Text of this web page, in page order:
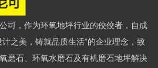
司，作为环氧地坪行业的佼佼者，自成
之美，铸就品质生活”的企业理念，致
磨石、环氧水磨石及有机磨石地坪解决